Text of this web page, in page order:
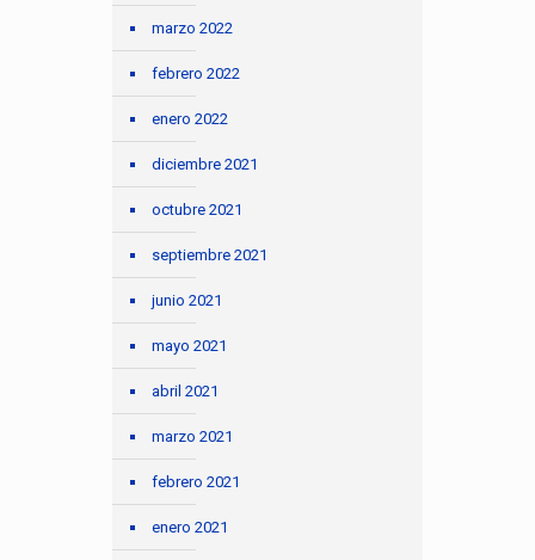
marzo 2022
febrero 2022
enero 2022
diciembre 2021
octubre 2021
septiembre 2021
junio 2021
mayo 2021
abril 2021
marzo 2021
febrero 2021
enero 2021